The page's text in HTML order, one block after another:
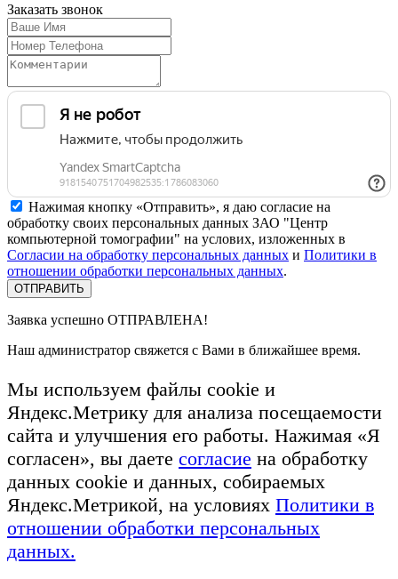
Заказать звонок
Нажимая кнопку «Отправить», я даю согласие на
обработку своих персональных данных ЗАО "Центр
компьютерной томографии" на услових, изложенных в
Согласии на обработку персональных данных и Политики в
отношении обработки персональных данных.
Заявка успешно ОТПРАВЛЕНА!
Наш администратор свяжется с Вами в ближайшее время.
Мы используем файлы cookie и
Яндекс.Метрику для анализа посещаемости
сайта и улучшения его работы. Нажимая «Я
согласен», вы даете согласие на обработку
данных cookie и данных, собираемых
Яндекс.Метрикой, на условиях Политики в
отношении обработки персональных
данных.